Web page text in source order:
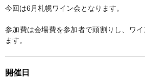
今回は6月札幌ワイン会となります。
参加費は会場費を参加者で頭割りし、ワ
ます。
開催日